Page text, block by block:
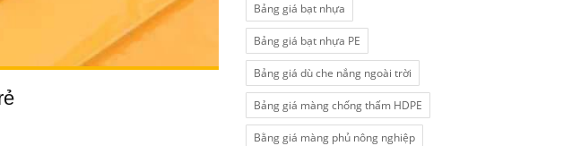
Bảng giá bạt nhựa
Bảng giá bạt nhựa PE
Bảng giá dù che nắng ngoài trời
Bảng giá màng chống thấm HDPE
Bằng giá màng phủ nông nghiệp